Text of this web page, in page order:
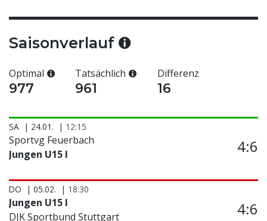
Saisonverlauf
Optimal
977
Tatsächlich
961
Differenz
16
SA 24.01. 12:15
Sportvg Feuerbach
Jungen U15 I
4:6
DO 05.02. 18:30
Jungen U15 I
DJK Sportbund Stuttgart
4:6